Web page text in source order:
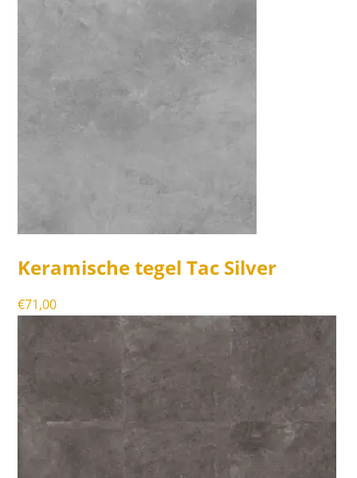
Keramische tegel Tac Silver
€71,00